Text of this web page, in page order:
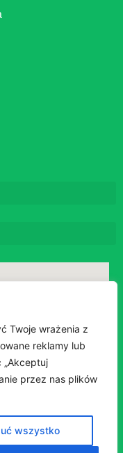
Twoje wrażenia z
reklamy lub
„Akceptuj
przez nas plików
wszystko